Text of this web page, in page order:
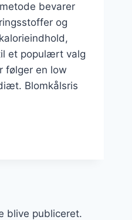
bevarer
og
et populært valg
følger en low
Blomkålsris
blive publiceret.